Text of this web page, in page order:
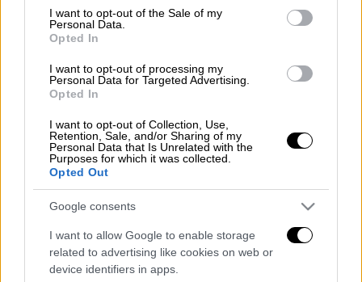
consent section.
I want to opt-out of the Sale of my
Personal Data.
Opted In
I want to opt-out of processing my
Personal Data for Targeted Advertising.
Opted In
I want to opt-out of Collection, Use,
Retention, Sale, and/or Sharing of my
Personal Data that Is Unrelated with the
Purposes for which it was collected.
Opted Out
Google consents
I want to allow Google to enable storage
related to advertising like cookies on web or
device identifiers in apps.
Ντίνα
Νάντια
Ελένη
Έλενα
Ελεάννα
Ελεάνα
Ελίνα
Λένα
Λενίτσα
Λένγκω
Λενιώ
Ελεονόρα
Ελεονώρα